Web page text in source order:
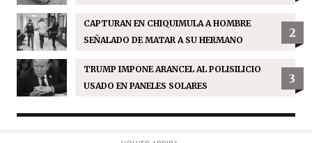
CAPTURAN EN CHIQUIMULA A HOMBRE
SEÑALADO DE MATAR A SU HERMANO
2
TRUMP IMPONE ARANCEL AL POLISILICIO
USADO EN PANELES SOLARES
3